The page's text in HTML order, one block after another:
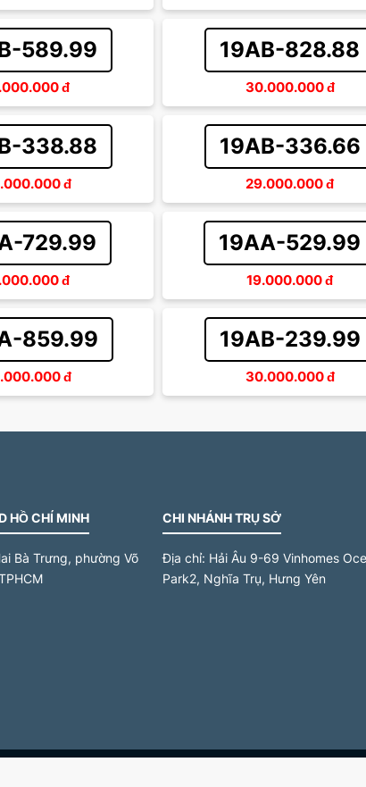
589.99
đ
19AB-828.88
30.000.000đ
338.88
đ
19AB-336.66
29.000.000đ
729.99
đ
19AA-529.99
19.000.000đ
859.99
đ
19AB-239.99
30.000.000đ
HỒ CHÍ MINH
Bà Trưng, phường Võ
CHI NHÁNH TRỤ SỞ
Địa chỉ: Hải Âu 9-69 Vinhomes
Park2, Nghĩa Trụ, Hưng Yên